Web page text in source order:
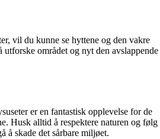
vil du kunne se hyttene og den vakre
området og nyt den avslappende
er en fantastisk opplevelse for de
Husk alltid å respektere naturen og følg
å skade det sårbare miljøet.